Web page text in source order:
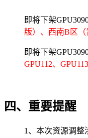
即将下架
版）、西南B区（
即将下架
GPU112、
四、重要提醒
1、本次资源调整